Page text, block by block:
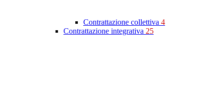
Contrattazione collettiva 4
Contrattazione integrativa 25